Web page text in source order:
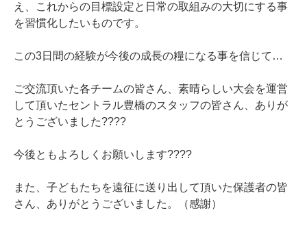
え、これからの目標設定と日常の取組みの大切にする事
を習慣化したいものです。
この3日間の経験が今後の成長の糧になる事を信じて…
ご交流頂いた各チームの皆さん、素晴らしい大会を運営
して頂いたセントラル豊橋のスタッフの皆さん、ありが
とうございました????
今後ともよろしくお願いします????
また、子どもたちを遠征に送り出して頂いた保護者の皆
さん、ありがとうございました。（感謝）